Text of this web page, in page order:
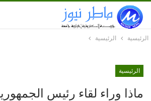
الرئيسية الرئيسية
الرئيسية
ماذا وراء لقاء رئيس